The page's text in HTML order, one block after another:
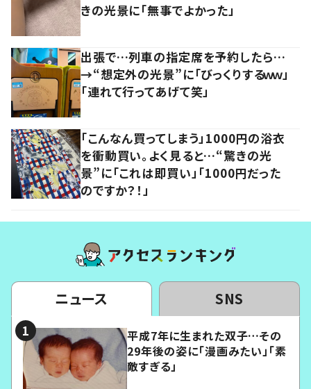
きの光景に「無事でよかった」
出張で…列車の指定席を予約したら…
→“想定外の光景”に「びっくりするｗｗ」
「連れて行ってあげて笑」
「こんなん買ってしまう」1000円の浴衣
を衝動買い。よく見ると…“驚きの光
景”に「これは即買い」「1000円だった
のですか？！」
ニュース SNS
平成7年に生まれた双子…その
29年後の姿に「漫画みたい」「素
敵すぎる」